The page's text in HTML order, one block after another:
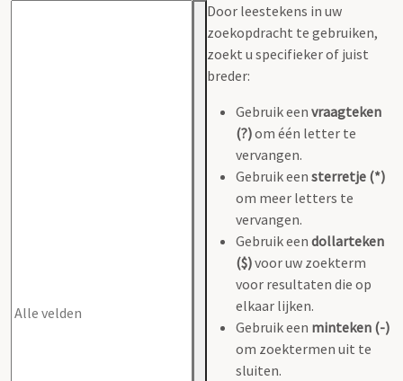
Door leestekens in uw
zoekopdracht te gebruiken,
zoekt u specifieker of juist
breder:
Gebruik een vraagteken
(?)om één letter te
vervangen.
Gebruik een sterretje (*)
om meer letters te
vervangen.
Gebruik een dollarteken
($)voor uw zoekterm
voor resultaten die op
elkaar lijken.
Gebruik een minteken (-)
om zoektermen uit te
sluiten.